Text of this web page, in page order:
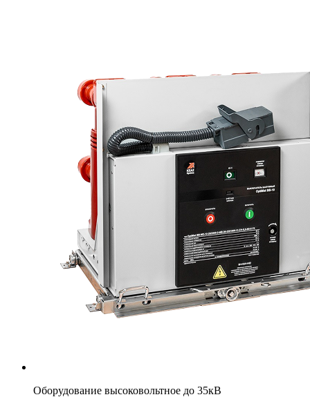
Оборудование высоковольтное до 35кВ